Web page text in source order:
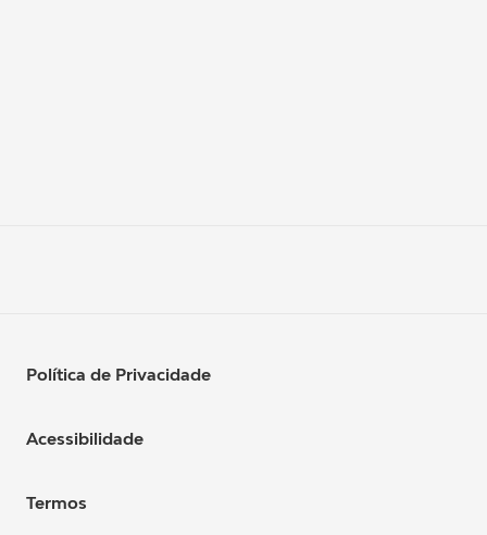
Política de Privacidade
Acessibilidade
Termos